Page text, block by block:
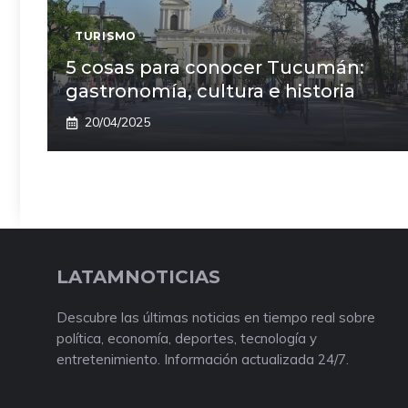
TURISMO
5 cosas para conocer Tucumán:
gastronomía, cultura e historia
20/04/2025
LATAMNOTICIAS
Descubre las últimas noticias en tiempo real sobre
política, economía, deportes, tecnología y
entretenimiento. Información actualizada 24/7.